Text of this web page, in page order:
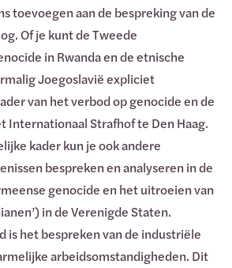
toevoegen aan de bespreking van de
Of je kunt de Tweede
in Rwanda en de etnische
Joegoslavië expliciet
van het verbod op genocide en de
Internationaal Strafhof te Den Haag.
kader kun je ook andere
bespreken en analyseren in de
genocide en het uitroeien van
in de Verenigde Staten.
is het bespreken van de industriële
arbeidsomstandigheden. Dit